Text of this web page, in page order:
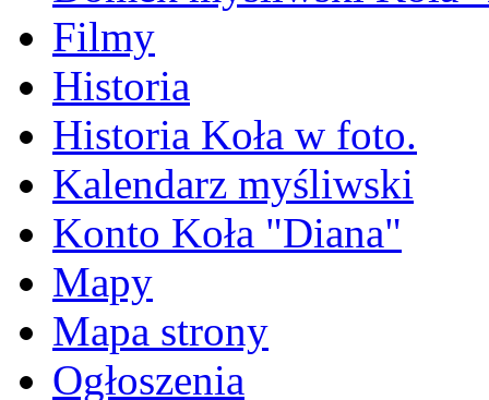
Filmy
Historia
Historia Koła w foto.
Kalendarz myśliwski
Konto Koła "Diana"
Mapy
Mapa strony
Ogłoszenia